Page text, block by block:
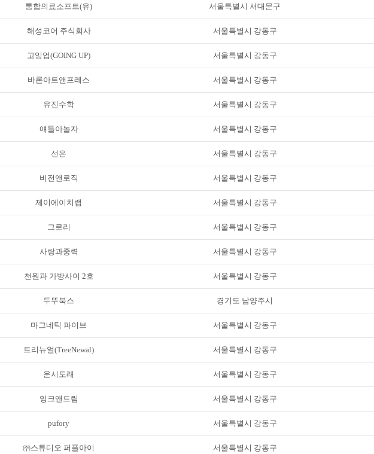
통합의료소프트(유) 서울특별시 서대문구
해성코어 주식회사 서울특별시 강동구
고잉업(GOING UP) 서울특별시 강동구
바론아트앤프레스 서울특별시 강동구
유진수학 서울특별시 강동구
얘들아놀자 서울특별시 강동구
선은 서울특별시 강동구
비전앤로직 서울특별시 강동구
제이에이치랩 서울특별시 강동구
그로리 서울특별시 강동구
사랑과중력 서울특별시 강동구
천원과 가방사이 2호 서울특별시 강동구
두뚜북스 경기도 남양주시
마그네틱 파이브 서울특별시 강동구
트리뉴얼(TreeNewal) 서울특별시 강동구
운시도래 서울특별시 강동구
잉크앤드림 서울특별시 강동구
pufory 서울특별시 강동구
㈜스튜디오 퍼플아이 서울특별시 강동구